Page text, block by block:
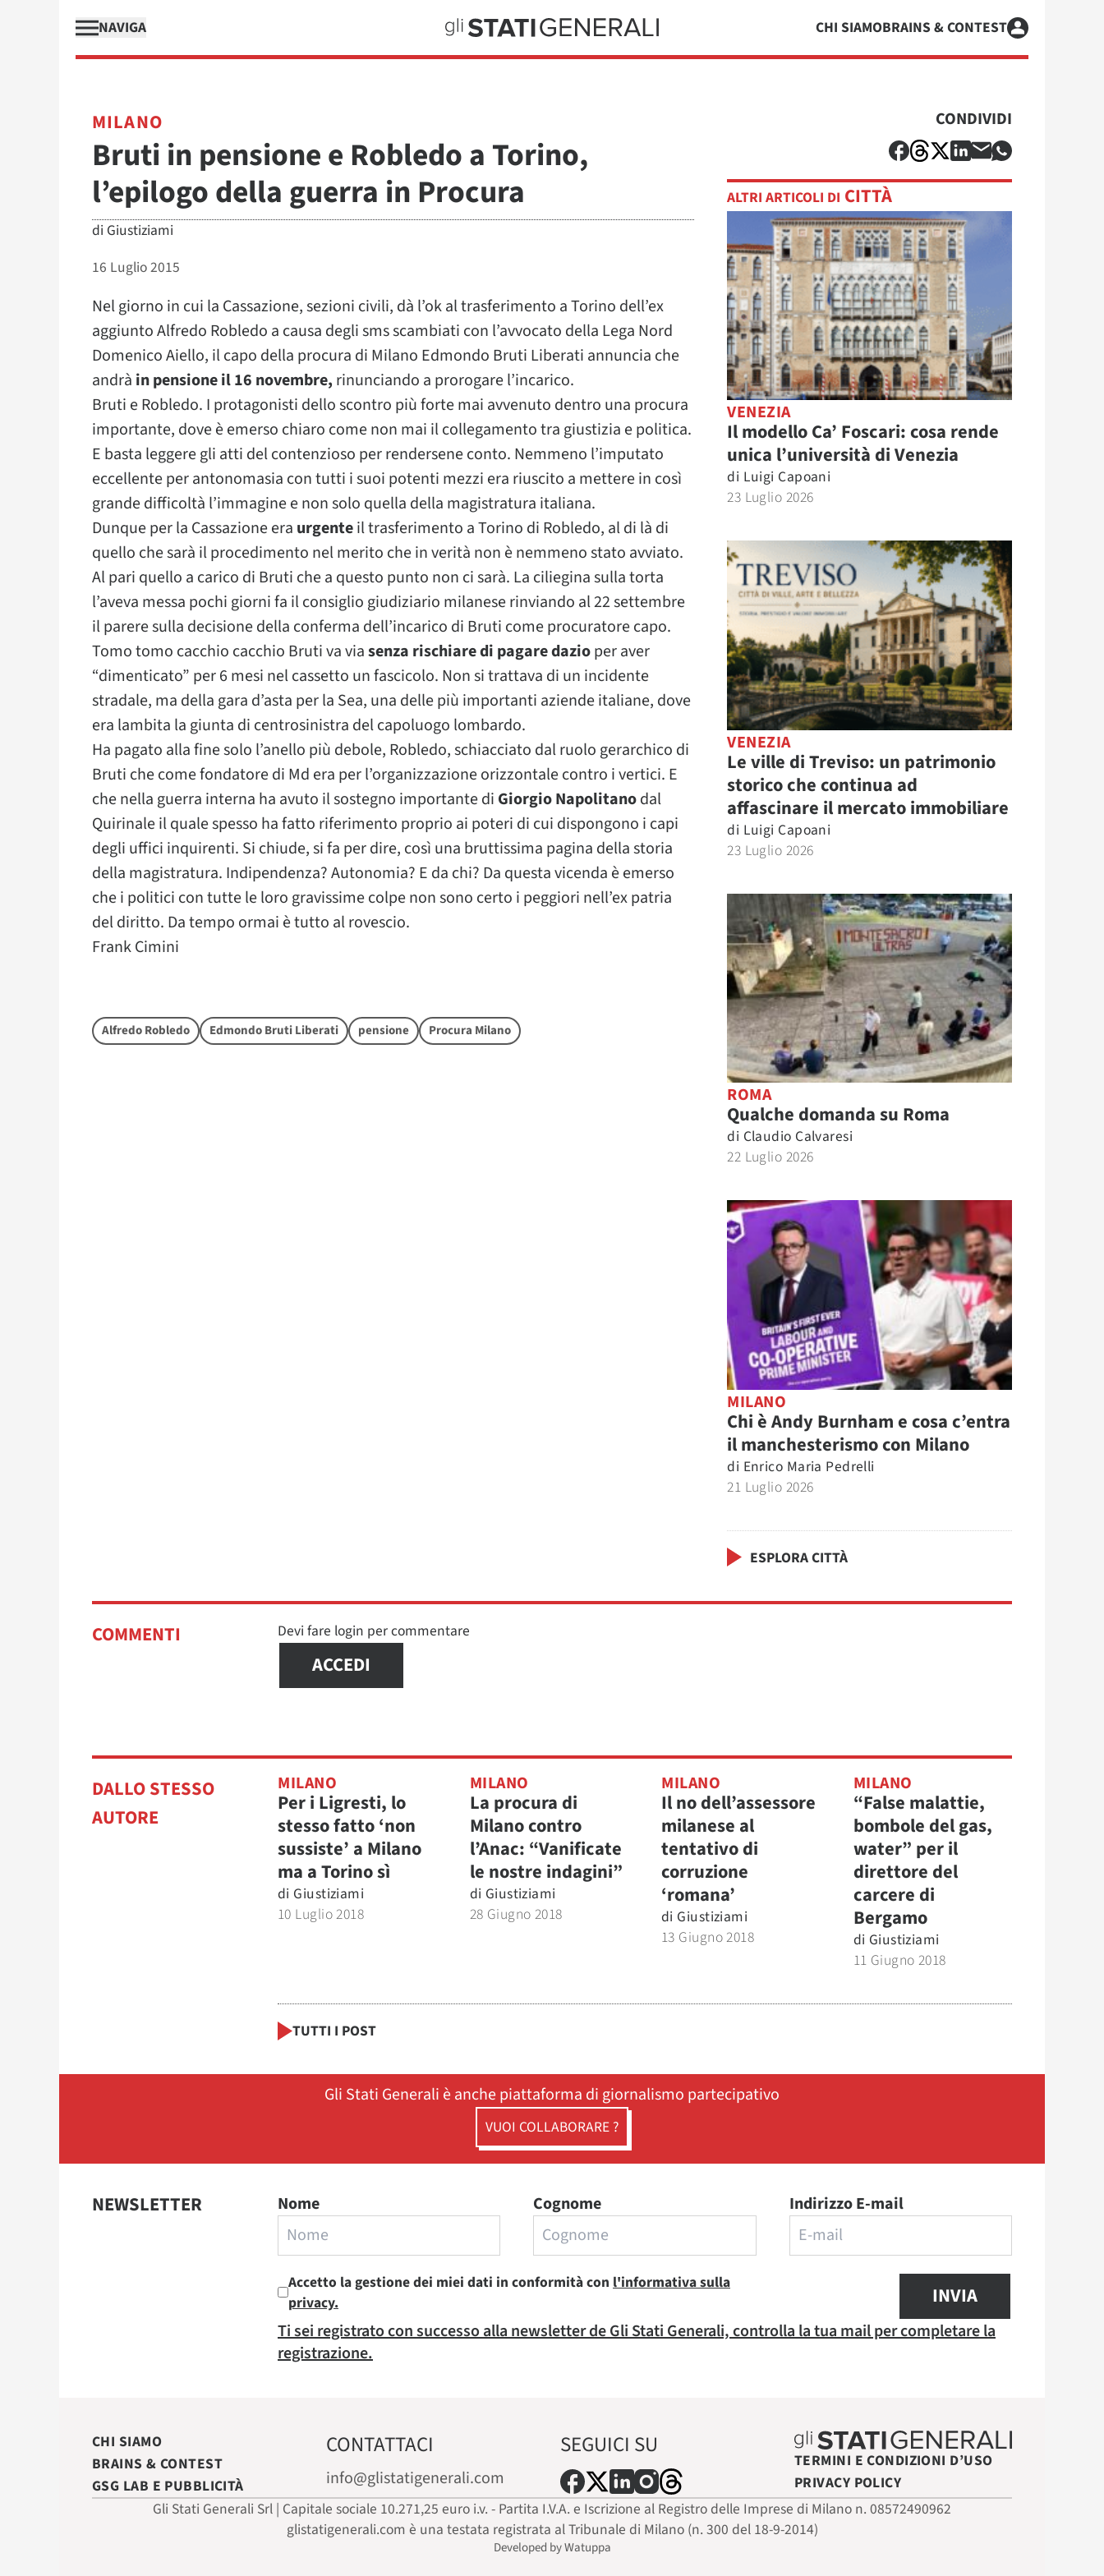
NAVIGA CHI SIAMOBRAINS & CONTEST
MILANO
Bruti in pensione e Robledo a Torino,
l’epilogo della guerra in Procura
di Giustiziami
16 Luglio 2015
Nel giorno in cui la Cassazione, sezioni civili, dà l’ok al trasferimento a Torino dell’ex
aggiunto Alfredo Robledo a causa degli sms scambiati con l’avvocato della Lega Nord
Domenico Aiello, il capo della procura di Milano Edmondo Bruti Liberati annuncia che
andrà in pensione il 16 novembre, rinunciando a prorogare l’incarico.
Bruti e Robledo. I protagonisti dello scontro più forte mai avvenuto dentro una procura
importante, dove è emerso chiaro come non mai il collegamento tra giustizia e politica.
E basta leggere gli atti del contenzioso per rendersene conto. Nemmeno l’imputato
eccellente per antonomasia con tutti i suoi potenti mezzi era riuscito a mettere in così
grande difficoltà l’immagine e non solo quella della magistratura italiana.
Dunque per la Cassazione era urgenteil trasferimento a Torino di Robledo, al di là di
quello che sarà il procedimento nel merito che in verità non è nemmeno stato avviato.
Al pari quello a carico di Bruti che a questo punto non ci sarà. La ciliegina sulla torta
l’aveva messa pochi giorni fa il consiglio giudiziario milanese rinviando al 22 settembre
il parere sulla decisione della conferma dell’incarico di Bruti come procuratore capo.
Tomo tomo cacchio cacchio Bruti va viasenza rischiare di pagare dazioper aver
“dimenticato” per 6 mesi nel cassetto un fascicolo. Non si trattava di un incidente
stradale, ma della gara d’asta per la Sea, una delle più importanti aziende italiane, dove
era lambita la giunta di centrosinistra del capoluogo lombardo.
Ha pagato alla fine solo l’anello più debole, Robledo, schiacciato dal ruolo gerarchico di
Bruti che come fondatore di Md era per l’organizzazione orizzontale contro i vertici. E
che nella guerra interna ha avuto il sostegno importante di Giorgio Napolitanodal
Quirinale il quale spesso ha fatto riferimento proprio ai poteri di cui dispongono i capi
degli uffici inquirenti. Si chiude, si fa per dire, così una bruttissima pagina della storia
della magistratura. Indipendenza? Autonomia? E da chi? Da questa vicenda è emerso
che i politici con tutte le loro gravissime colpe non sono certo i peggiori nell’ex patria
del diritto. Da tempo ormai è tutto al rovescio.
Frank Cimini
Alfredo Robledo Edmondo Bruti Liberati pensione Procura Milano
CONDIVIDI
ALTRI ARTICOLI DI CITTÀ
VENEZIA
Il modello Ca’ Foscari: cosa rende
unica l’università di Venezia
di Luigi Capoani
23 Luglio 2026
VENEZIA
Le ville di Treviso: un patrimonio
storico che continua ad
affascinare il mercato immobiliare
di Luigi Capoani
23 Luglio 2026
ROMA
Qualche domanda su Roma
di Claudio Calvaresi
22 Luglio 2026
MILANO
Chi è Andy Burnham e cosa c’entra
il manchesterismo con Milano
di Enrico Maria Pedrelli
21 Luglio 2026
ESPLORA CITTÀ
COMMENTI Devi fare login per commentare
ACCEDI
DALLO STESSO
AUTORE
MILANO
Per i Ligresti, lo
stesso fatto ‘non
sussiste’ a Milano
ma a Torino sì
di Giustiziami
10 Luglio 2018
MILANO
La procura di
Milano contro
l’Anac: “Vanificate
le nostre indagini”
di Giustiziami
28 Giugno 2018
MILANO
Il no dell’assessore
milanese al
tentativo di
corruzione
‘romana’
di Giustiziami
13 Giugno 2018
MILANO
“False malattie,
bombole del gas,
water” per il
direttore del
carcere di
Bergamo
di Giustiziami
11 Giugno 2018
TUTTI I POST
Gli Stati Generali è anche piattaforma di giornalismo partecipativo
VUOI COLLABORARE ?
NEWSLETTER Nome Cognome Indirizzo E-mail
Accetto la gestione dei miei dati in conformità con l'informativa sulla
privacy.
INVIA
Ti sei registrato con successo alla newsletter de Gli Stati Generali, controlla la tua mail per completare la
registrazione.
CHI SIAMO
BRAINS & CONTEST
GSG LAB E PUBBLICITÀ
CONTATTACI
info@glistatigenerali.com
SEGUICI SU
TERMINI E CONDIZIONI D’USO
PRIVACY POLICY
Gli Stati Generali Srl | Capitale sociale 10.271,25 euro i.v. - Partita I.V.A. e Iscrizione al Registro delle Imprese di Milano n. 08572490962
glistatigenerali.com è una testata registrata al Tribunale di Milano (n. 300 del 18-9-2014)
Developed by Watuppa